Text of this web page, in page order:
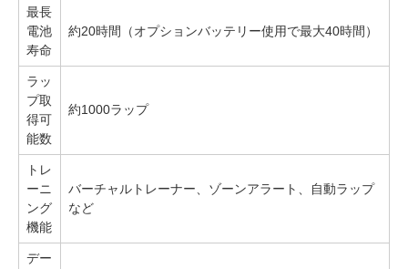
最長
電池
寿命
約20時間（オプションバッテリー使用で最大40時間）
ラッ
プ取
得可
能数
約1000ラップ
トレ
ーニ
ング
機能
バーチャルトレーナー、ゾーンアラート、自動ラップ
など
デー